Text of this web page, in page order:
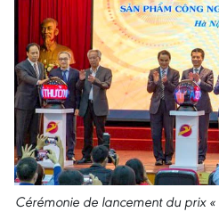
Cérémonie de lancement du prix